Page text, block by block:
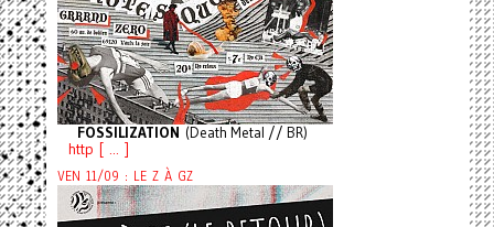
FOSSILIZATION (Death Metal // BR)
http [ ... ]
VEN 11/09 : LE Z À GZ